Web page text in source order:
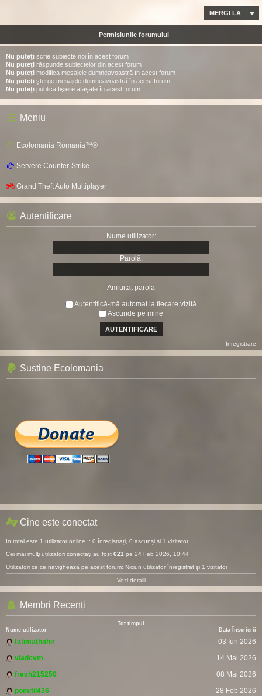
MERGI LA
Permisiunile forumului
Nu puteţi scrie subiecte noi în acest forum
Nu puteţi răspunde subiectelor din acest forum
Nu puteţi modifica mesajele dumneavoastră în acest forum
Nu puteţi şterge mesajele dumneavoastră în acest forum
Nu puteţi publica fişiere ataşate în acest forum
Meniu
Ecolomania Romania™®
Servere Counter-Strike
Grand Theft Auto Multiplayer
Autentificare
Nume utilizator:
Parolă:
Am uitat parola
Autentifică-mă automat la fiecare vizită
Ascunde pe mine
Înregistrare
Sustine Ecolomania
Cine este conectat
In total este 1 utilizator online :: 0 înregistrați, 0 ascunși și 1 vizitator
Cei mai mulţi utilizatori conectaţi au fost 621 pe 24 Feb 2026, 10:44
Utilizatori ce ce navighează pe acest forum: Niciun utilizator înregistrat și 1 vizitator
Vezi detalii
Membri Recenți
Tot timpul
Nume utilizator
Data Înscrierii
fatimathahir
03 Iun 2026
vladcvm
14 Mai 2026
fresh215250
08 Mai 2026
pomitil436
28 Feb 2026